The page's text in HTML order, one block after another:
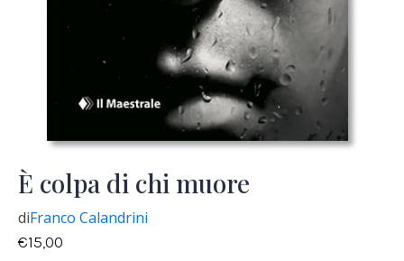
È colpa di chi muore
diFranco Calandrini
€15,00